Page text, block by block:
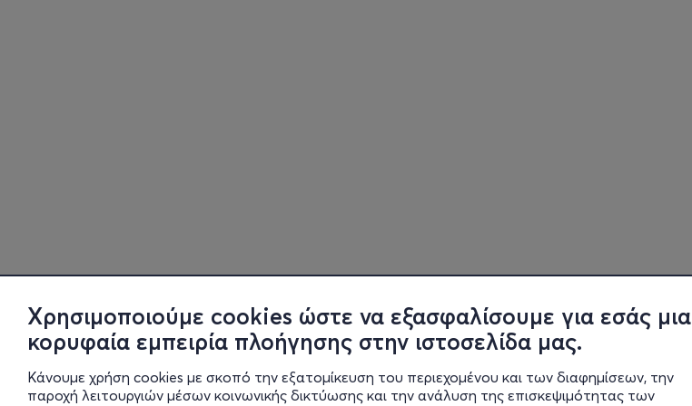
Χρησιμοποιούμε cookies ώστε να εξασφαλίσουμε για εσάς μια
κορυφαία εμπειρία πλοήγησης στην ιστοσελίδα μας.
Κάνουμε χρήση cookies με σκοπό την εξατομίκευση του περιεχομένου και των διαφημίσεων, την
παροχή λειτουργιών μέσων κοινωνικής δικτύωσης και την ανάλυση της επισκεψιμότητας των